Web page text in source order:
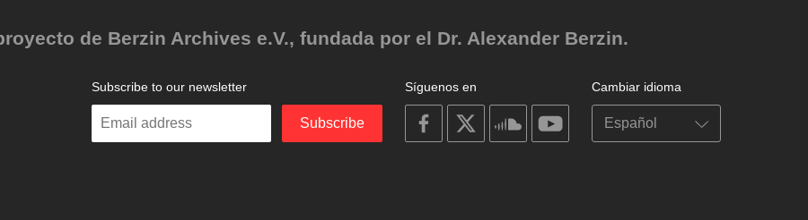
de Berzin Archives e.V., fundada por el Dr. Alexander Berzin.
Cambiar idioma
Síguenos en
on
facebook
on
on
soundcloudyoutube
Subscribe to our newsletter
Enter
Subscribe